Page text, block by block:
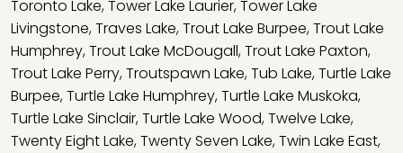
Toronto Lake,Tower Lake Laurier,Tower Lake
Livingstone,Traves Lake,Trout Lake Burpee,Trout Lake
Humphrey,Trout Lake McDougall,Trout Lake Paxton,
Trout Lake Perry,Troutspawn Lake,Tub Lake,Turtle Lake
Burpee,Turtle Lake Humphrey,Turtle Lake Muskoka,
Turtle Lake Sinclair,Turtle Lake Wood,Twelve Lake,
Twenty Eight Lake,Twenty Seven Lake,Twin Lake East,